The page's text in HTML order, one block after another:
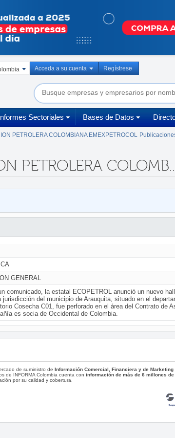
Acceda a su cuenta Regístrese
Sectoriales Bases de Datos
PETROLERA COLOMBIANA EMEXPETROCOL
PETROLERA
GENERAL
comunicado, la estatal ECOPETROL anunció un nuevo
jurisdicción del municipio de Arauquita, situado en el
Cosecha C01, fue perforado en el área del Contrato de
es socia de Occidental de Colombia.
de suministro de Información Comercial, Financiera y de
de INFORMA Colombia cuenta con información de más de 6 millones
por su calidad y cobertura.